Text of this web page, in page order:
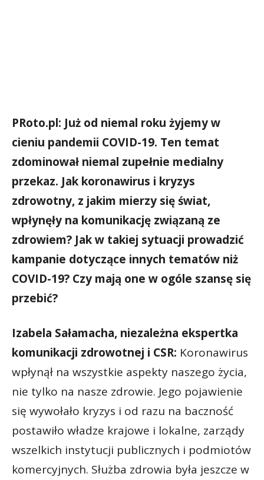
PRoto.pl: Już od niemal roku żyjemy w
cieniu pandemii COVID-19. Ten temat
zdominował niemal zupełnie medialny
przekaz. Jak koronawirus i kryzys
zdrowotny, z jakim mierzy się świat,
wpłynęły na komunikację związaną ze
zdrowiem? Jak w takiej sytuacji prowadzić
kampanie dotyczące innych tematów niż
COVID-19? Czy mają one w ogóle szansę się
przebić?
Izabela Sałamacha, niezależna ekspertka
komunikacji zdrowotnej i CSR: Koronawirus
wpłynął na wszystkie aspekty naszego życia,
nie tylko na nasze zdrowie. Jego pojawienie
się wywołało kryzys i od razu na baczność
postawiło władze krajowe i lokalne, zarządy
wszelkich instytucji publicznych i podmiotów
komercyjnych. Służba zdrowia była jeszcze w